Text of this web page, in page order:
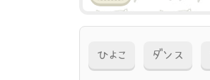
ひよこ ダンス